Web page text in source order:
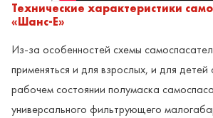
Технические характеристики
«Шанс-Е»
Из-за особенностей схемы
применяться и для взрослых, и для
рабочем состоянии полумаска
универсального фильтрующего